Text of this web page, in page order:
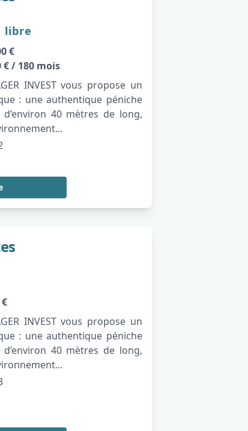
libre
€
€/ 180 mois
INVEST vous propose un
: une authentique péniche
40 mètres de long,
INVEST vous propose un
: une authentique péniche
40 mètres de long,